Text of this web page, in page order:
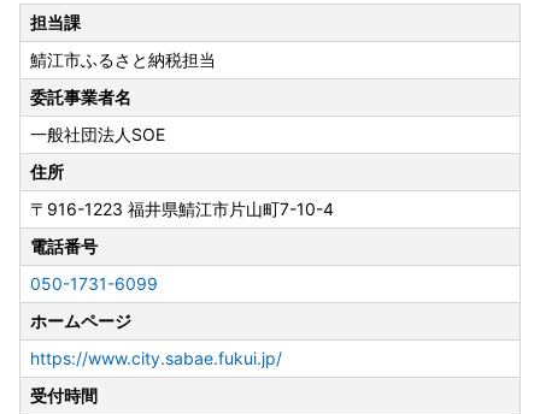
鯖江市ふるさと納税担当
〒916-1223 福井県鯖江市片山町7-10-4
050-1731-6099（平日10:00-17:00対応）
furusato-sabae@soe.or.jp
------------------------------------------
◆お盆期間の対応について
寄付のお申し込みは、お盆期間中も受付を行っております。
■返礼品の配送を控えさせていただく期間
2026年8月8日（土）～2024年8月16日（日）
※原則上記期間中の発送は控えさせていただきますが、一部
の返礼品につきましては、 お盆期間中も発送を行います。
発送が若干前後する場合がございますので予めご了承くださ
い。
担当課
鯖江市ふるさと納税担当
委託事業者名
一般社団法人SOE
住所
〒916-1223 福井県鯖江市片山町7-10-4
電話番号
050-1731-6099
ホームページ
https://www.city.sabae.fukui.jp/
受付時間